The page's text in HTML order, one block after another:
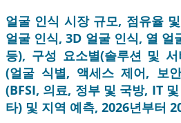
얼굴 인식 시장 규모, 점유율
얼굴 인식, 3D 얼굴 인식, 열 얼
등), 구성 요소별(솔루션 및 서
(얼굴 식별, 액세스 제어, 보
(BFSI, 의료, 정부 및 국방, IT
타) 및 지역 예측, 2026년부터